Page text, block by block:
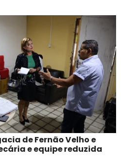
de Fernão Velho e
e equipe reduzida